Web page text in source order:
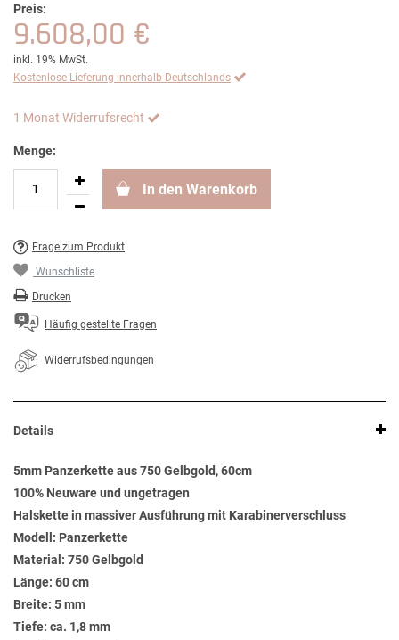
Preis:
9.608,00 €
inkl. 19% MwSt.
Kostenlose Lieferung innerhalb Deutschlands
1 Monat Widerrufsrecht
Menge:
In den Warenkorb
Frage zum Produkt
Wunschliste
Drucken
Häufig gestellte Fragen
Widerrufsbedingungen
Details
5mm Panzerkette aus 750 Gelbgold, 60cm
100% Neuware und ungetragen
Halskette in massiver Ausführung mit Karabinerverschluss
Modell: Panzerkette
Material: 750 Gelbgold
Länge: 60 cm
Breite: 5 mm
Tiefe: ca. 1,8 mm